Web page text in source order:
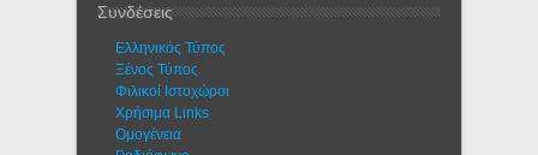
Συνδέσεις
Ελληνικός Τύπος
Ξένος Τύπος
Φιλικοί Ιστοχώροι
Χρήσιμα Links
Ομογένεια